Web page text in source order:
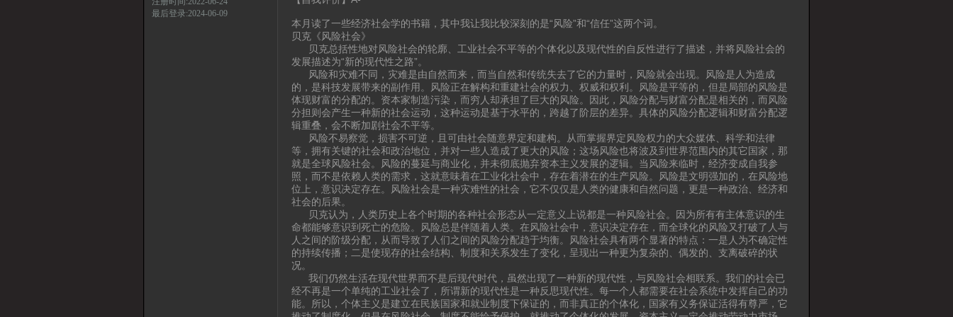
最后登录:2024-06-09
本月读了一些经济社会学的书籍，其中我让我比较深刻的是“风险”和“信任”这两个词。
贝克《风险社会》
贝克总括性地对风险社会的轮廓、工业社会不平等的个体化以及现代性的自反性进行了描述，并将风险社会的
发展描述为“新的现代性之路”。
风险和灾难不同，灾难是由自然而来，而当自然和传统失去了它的力量时，风险就会出现。风险是人为造成
的，是科技发展带来的副作用。风险正在解构和重建社会的权力、权威和权利。风险是平等的，但是局部的风险是
体现财富的分配的。资本家制造污染，而穷人却承担了巨大的风险。因此，风险分配与财富分配是相关的，而风险
分担则会产生一种新的社会运动，这种运动是基于水平的，跨越了阶层的差异。具体的风险分配逻辑和财富分配逻
辑重叠，会不断加剧社会不平等。
风险不易察觉，损害不可逆，且可由社会随意界定和建构。从而掌握界定风险权力的大众媒体、科学和法律
等，拥有关键的社会和政治地位，并对一些人造成了更大的风险；这场风险也将波及到世界范围内的其它国家，那
就是全球风险社会。风险的蔓延与商业化，并未彻底抛弃资本主义发展的逻辑。当风险来临时，经济变成自我参
照，而不是依赖人类的需求，这就意味着在工业化社会中，存在着潜在的生产风险。风险是文明强加的，在风险地
位上，意识决定存在。风险社会是一种灾难性的社会，它不仅仅是人类的健康和自然问题，更是一种政治、经济和
社会的后果。
贝克认为，人类历史上各个时期的各种社会形态从一定意义上说都是一种风险社会。因为所有有主体意识的生
命都能够意识到死亡的危险。风险总是伴随着人类。在风险社会中，意识决定存在，而全球化的风险又打破了人与
人之间的阶级分配，从而导致了人们之间的风险分配趋于均衡。风险社会具有两个显著的特点：一是人为不确定性
的持续传播；二是使现存的社会结构、制度和关系发生了变化，呈现出一种更为复杂的、偶发的、支离破碎的状
况。
我们仍然生活在现代世界而不是后现代时代，虽然出现了一种新的现代性，与风险社会相联系。我们的社会已
经不再是一个单纯的工业社会了，所谓新的现代性是一种反思现代性。每一个人都需要在社会系统中发挥自己的功
能。所以，个体主义是建立在民族国家和就业制度下保证的，而非真正的个体化，国家有义务保证活得有尊严，它